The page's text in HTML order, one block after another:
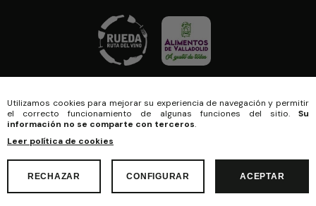
Cantidad:
COMPRAR
ACCESIBILIDAD
Utilizamos cookies para mejorar su experiencia de navegación y permitir
el correcto funcionamiento de algunas funciones del sitio. Su
información no se comparte con terceros.
Leer política de cookies
RECHAZAR CONFIGURAR ACEPTAR